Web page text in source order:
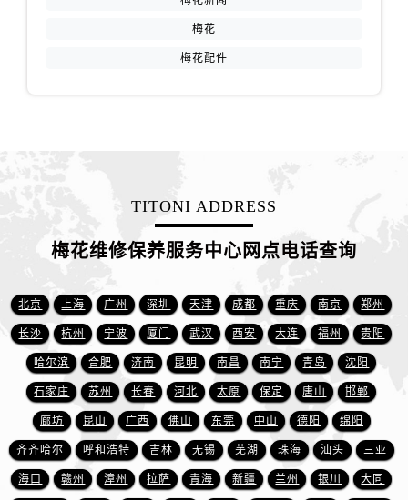
江苏省扬州市邗江区国展路29号星耀天地写字楼1号楼18层1803室售后服务中心（需提前预约）
江苏省镇江市京口区中山东路售后服务中心（需提前预约）
江西省抚州市临川区赣东大道售后服务中心（需提前预约）
江西省赣州市章贡区文清路售后服务中心（需提前预约）
江西省吉安市吉州区井冈山大道售后服务中心（需提前预约）
江西省景德镇市珠山区珠山中路售后服务中心（需提前预约）
江西省九江市浔阳区浔阳路售后服务中心（需提前预约）
江西省南昌市红谷滩新区红谷中大道998号绿地双子塔（中央广场）A1座办公楼14层1407室售后服务中心（需提前预约）
梅花
梅花配件
TITONI ADDRESS
梅花维修保养服务中心网点电话查询
北京 上海 广州 深圳 天津 成都 重庆 南京 郑州
长沙 杭州 宁波 厦门 武汉 西安 大连 福州 贵阳
哈尔滨 合肥 济南 昆明 南昌 南宁 青岛 沈阳
石家庄 苏州 长春 河北 太原 保定 唐山 邯郸
廊坊 昆山 广西 佛山 东莞 中山 德阳 绵阳
齐齐哈尔 呼和浩特 吉林 无锡 芜湖 珠海 汕头 三亚
海口 赣州 漳州 拉萨 青海 新疆 兰州 银川 大同